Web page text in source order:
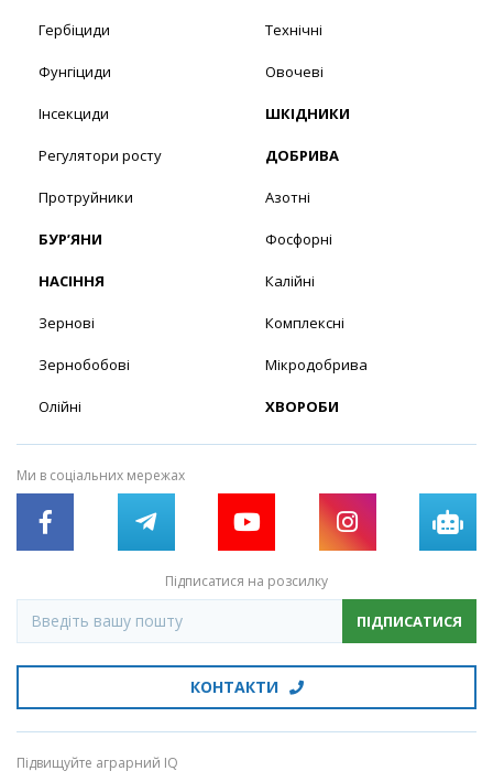
Гербіциди
Фунгіциди
Інсекциди
Регулятори росту
Протруйники
БУР’ЯНИ
НАСІННЯ
Зернові
Зернобобові
Олійні
Технічні
Овочеві
ШКІДНИКИ
ДОБРИВА
Азотні
Фосфорні
Калійні
Комплексні
Мікродобрива
ХВОРОБИ
Ми в соціальних мережах
Підписатися на розсилку
ПІДПИСАТИСЯ
КОНТАКТИ
Підвищуйте аграрний IQ